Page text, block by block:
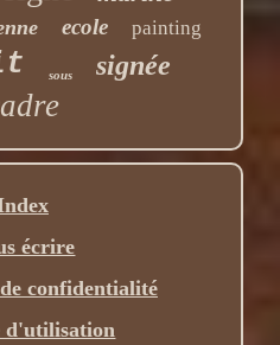
ecole painting
sous signée
écrire
confidentialité
d'utilisation